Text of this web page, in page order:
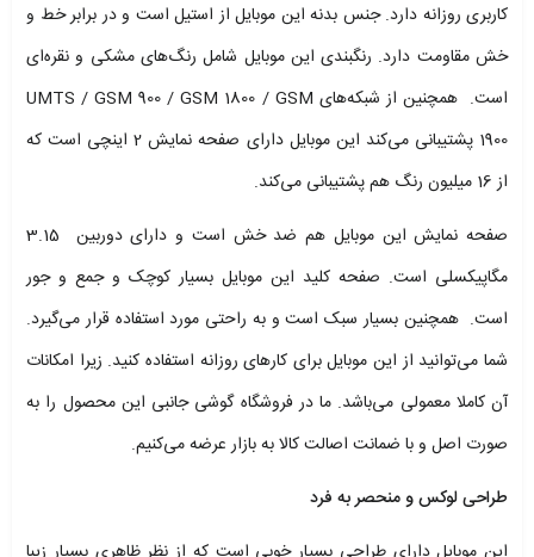
کاربری روزانه دارد. جنس بدنه این موبایل از استیل است و در برابر خط و
خش مقاومت دارد. رنگبندی این موبایل شامل رنگ‌های مشکی و نقره‌ای
است. همچنین از شبکه‌های UMTS / GSM 900 / GSM 1800 / GSM
1900 پشتیبانی می‌کند این موبایل دارای صفحه نمایش 2 اینچی است که
از 16 میلیون رنگ هم پشتیبانی می‌کند.
صفحه نمایش این موبایل هم ضد خش است و دارای دوربین 3.15
مگاپیکسلی است. صفحه کلید این موبایل بسیار کوچک و جمع و جور
است. همچنین بسیار سبک است و به راحتی مورد استفاده قرار می‌گیرد.
شما می‌توانید از این موبایل برای کارهای روزانه استفاده کنید. زیرا امکانات
آن کاملا معمولی می‌باشد. ما در فروشگاه گوشی جانبی این محصول را به
صورت اصل و با ضمانت اصالت کالا به بازار عرضه می‌کنیم.
طراحی لوکس و منحصر به فرد